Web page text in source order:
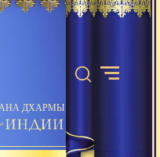
ДХАРМЫ